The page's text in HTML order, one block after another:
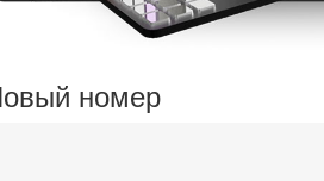
номер